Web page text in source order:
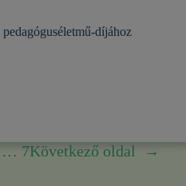
díjához
… 7Következő oldal →